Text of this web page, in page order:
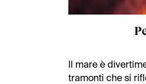
ll mare è
tramonti che si